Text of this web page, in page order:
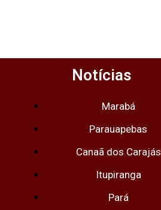
Notícias
Marabá
Parauapebas
Canaã dos Carajás
Itupiranga
Pará